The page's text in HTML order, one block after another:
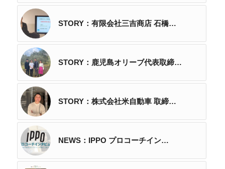
STORY：有限会社三吉商店 石橋…
STORY：鹿児島オリーブ代表取締…
STORY：株式会社米自動車 取締…
NEWS：IPPO プロコーチイン…